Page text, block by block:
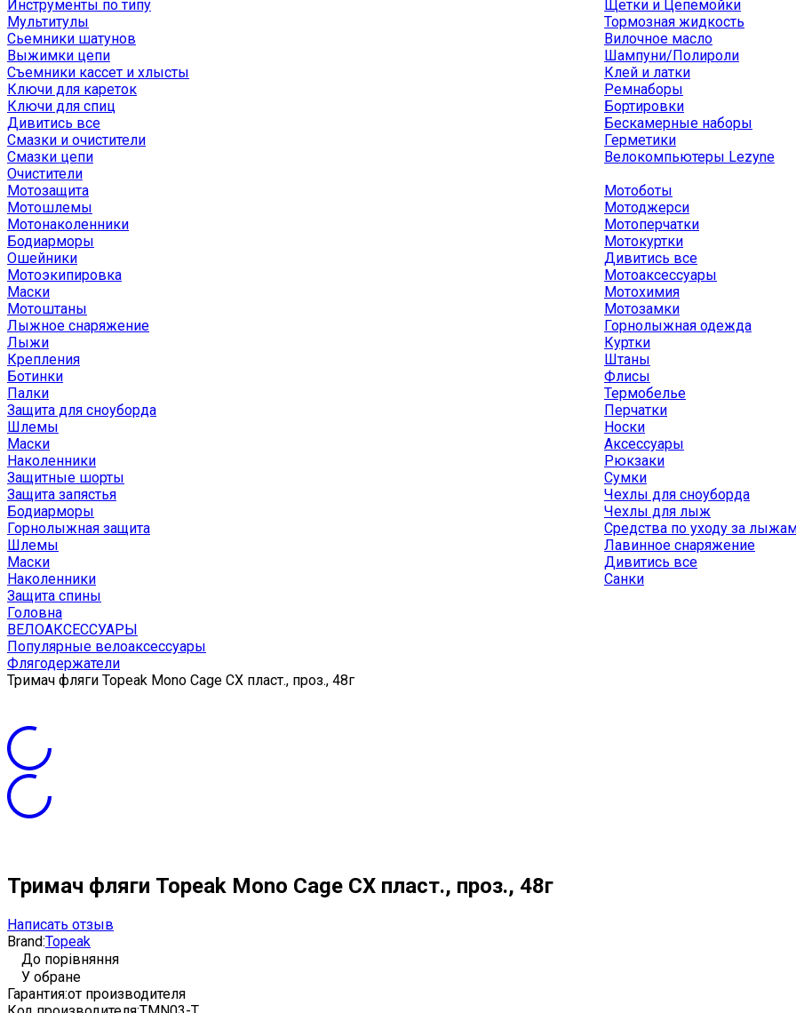
Инструменты по типу
Мультитулы
Сьемники шатунов
Выжимки цепи
Съемники кассет и хлысты
Ключи для кареток
Ключи для спиц
Дивитись все
Смазки и очистители
Смазки цепи
Очистители
Щетки и Цепемойки
Тормозная жидкость
Вилочное масло
Шампуни/Полироли
Клей и латки
Ремнаборы
Бортировки
Бескамерные наборы
Герметики
Велокомпьютеры Lezyne
Мотозащита
Мотошлемы
Мотонаколенники
Бодиарморы
Ошейники
Мотоэкипировка
Маски
Мотоштаны
Мотоботы
Мотоджерси
Мотоперчатки
Мотокуртки
Дивитись все
Мотоаксессуары
Мотохимия
Мотозамки
Лыжное снаряжение
Лыжи
Крепления
Ботинки
Палки
Защита для сноуборда
Шлемы
Маски
Наколенники
Защитные шорты
Защита запястья
Бодиарморы
Горнолыжная защита
Шлемы
Маски
Наколенники
Защита спины
Горнолыжная одежда
Куртки
Штаны
Флисы
Термобелье
Перчатки
Носки
Аксессуары
Рюкзаки
Сумки
Чехлы для сноуборда
Чехлы для лыж
Средства по уходу за
Лавинное снаряжение
Дивитись все
Санки
Головна
ВЕЛОАКСЕССУАРЫ
Популярные велоаксессуары
Флягодержатели
Тримач фляги Topeak Mono Cage CX пласт., проз., 48г
Тримач фляги Topeak Mono Cage CX пласт., проз., 48г
Написать отзыв
Brand:Topeak
До порівняння
У обране
Гарантия:от производителя